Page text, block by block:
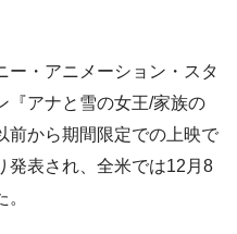
ー・アニメーション・スタ
『アナと雪の女王/家族の
前から期間限定での上映で
発表され、全米では12月8